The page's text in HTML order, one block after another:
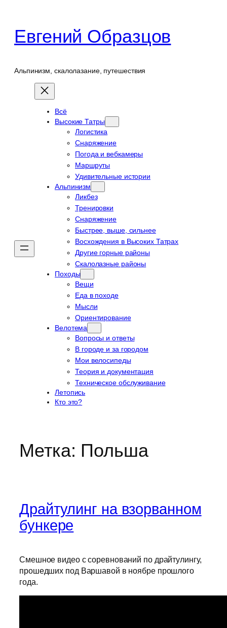
содержимому
Евгений Образцов
Альпинизм, скалолазание, путешествия
Всё
Высокие Татры
Логистика
Снаряжение
Погода и вебкамеры
Маршруты
Удивительные истории
Альпинизм
Ликбез
Тренировки
Снаряжение
Быстрее, выше, сильнее
Восхождения в Высоких Татрах
Другие горные районы
Скалолазные районы
Походы
Вещи
Еда в походе
Мысли
Ориентирование
Велотема
Вопросы и ответы
В городе и за городом
Мои велосипеды
Теория и документация
Техническое обслуживание
Летопись
Кто это?
Метка: Польша
Драйтулинг на взорванном
бункере
Смешное видео с соревнований по драйтулингу,
прошедших под Варшавой в ноябре прошлого
года.